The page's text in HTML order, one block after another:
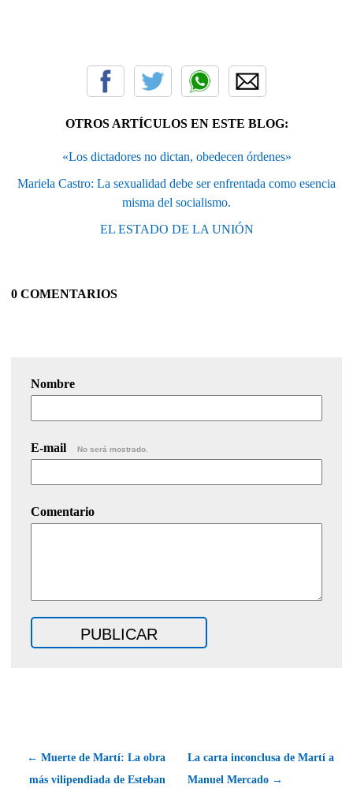
OTROS ARTÍCULOS EN ESTE BLOG:
«Los dictadores no dictan, obedecen órdenes»
Mariela Castro: La sexualidad debe ser enfrentada como esencia
misma del socialismo.
EL ESTADO DE LA UNIÓN
0 COMENTARIOS
Nombre
E-mail No será mostrado.
Comentario
← Muerte de Martí: La obra
más vilipendiada de Esteban
La carta inconclusa de Martí a
Manuel Mercado →